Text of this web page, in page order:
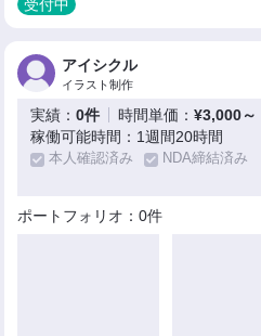
受付中
アイシクル
イラスト制作
実績：0件 時間単価：¥3,000～
稼働可能時間：1週間20時間
本人確認済み NDA締結済み
ポートフォリオ：0件